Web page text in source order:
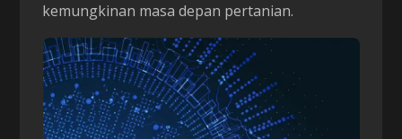
kemungkinan masa depan pertanian.